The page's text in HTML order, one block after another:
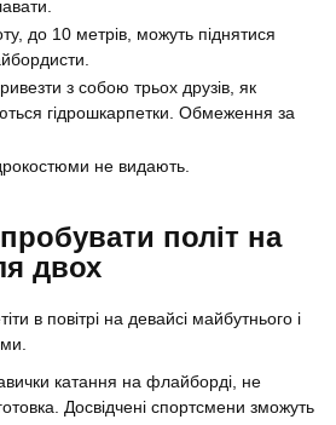
до 10 метрів, можуть піднятися
з собою трьох друзів, як
гідрошкарпетки. Обмеження за
не видають.
політ на
двох
в повітрі на девайсі майбутнього і
катання на флайборді, не
Досвідчені спортсмени зможуть